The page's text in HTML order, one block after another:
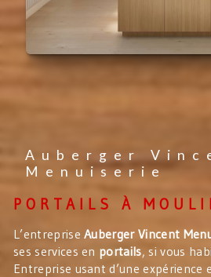
Auberger Vincent
Menuiserie
PORTAILS À
L’entrepriseAuberger Vincent
ses services en portails, si vous
Entreprise usant d’une expérience